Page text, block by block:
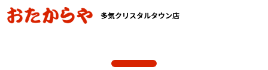
多気クリスタルタウン店